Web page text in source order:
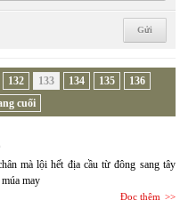
132 133 134 135
136
cuối
mà lội hết địa cầu từ đông sang tây
may
Đọc thêm